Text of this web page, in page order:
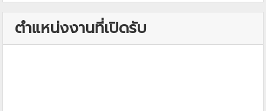
ตำแหน่งงานที่เปิดรับ